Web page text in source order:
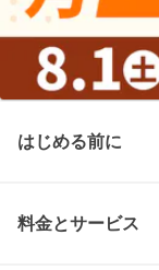
はじめる前に
料金とサービス